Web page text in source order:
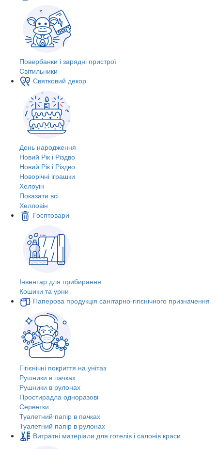
Повербанки і зарядні пристрої
Світильники
Святковий декор
День народження
Новий Рік і Різдво
Новий Рік і Різдво
Новорічні іграшки
Хелоуін
Показати всі
Хелловін
Госптовари
Інвентар для прибирання
Кошики та урни
Паперова продукція санітарно-гігієнічного призначення
Гігієнічні покриття на унітаз
Рушники в пачках
Рушники в рулонах
Простирадла одноразові
Серветки
Туалетний папір в пачках
Туалетний папір в рулонах
Витратні матеріали для готелів і салонів краси